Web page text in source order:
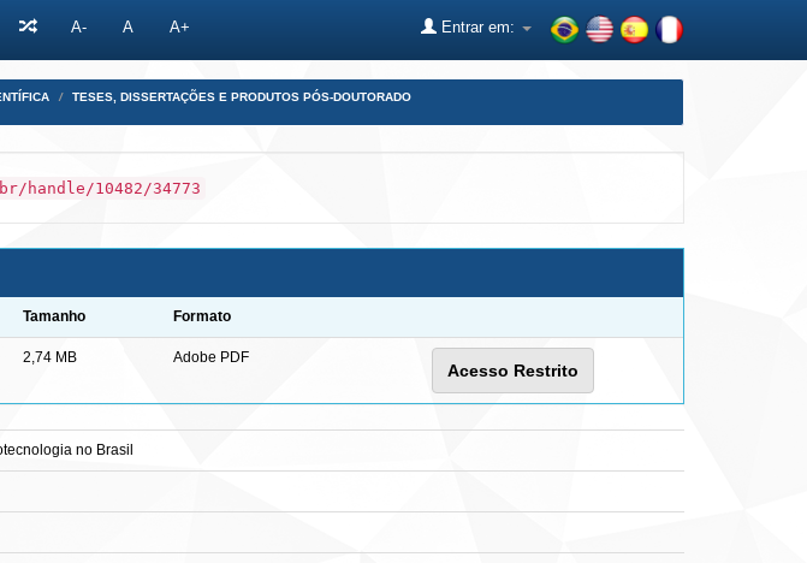
A- A A+ Entrar em:
TESES, DISSERTAÇÕES E PRODUTOS PÓS-DOUTORADO
10482/34773
Tamanho Formato
2,74 MB Adobe PDF
Acesso Restrito
no Brasil